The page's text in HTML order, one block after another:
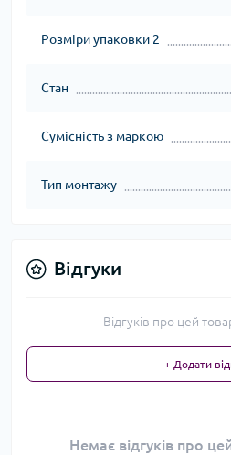
Розміри упаковки 2
Стан
Сумісність з маркою
Тип монтажу
Відгуки
Відгуків про цей
+ Додати
Немає відгуків про